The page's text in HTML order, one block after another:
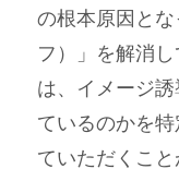
の根本原因と
フ）」を解消
は、イメージ
ているのかを
ていただくこと